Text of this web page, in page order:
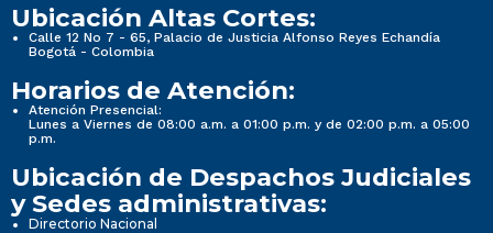
Ubicación Altas Cortes:
Calle 12 No 7 - 65, Palacio de Justicia Alfonso Reyes Echandía
Bogotá - Colombia
Horarios de Atención:
Atención Presencial:
Lunes a Viernes de 08:00 a.m. a 01:00 p.m. y de 02:00 p.m. a 05:00
p.m.
Ubicación de Despachos Judiciales
y Sedes administrativas:
Directorio Nacional